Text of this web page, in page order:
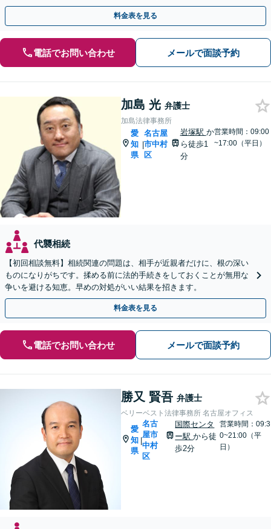
から遺言執行まで責任を持って対応させていただきます。
料金表を見る
電話でお問い合わせ メールで面談予約
加島 光 弁護士
加島法律事務所
愛
知
県
|
名古屋
市中村
区
岩塚駅 か
ら徒歩1
分
営業時間：09:00
~17:00（平日）
代襲相続
【初回相談無料】相続関連の問題は、相手が近親者だけに、根の深い
ものになりがちです。揉める前に法的手続きをしておくことが無用な
争いを避ける知恵。早めの対処がいい結果を招きます。
料金表を見る
電話でお問い合わせ メールで面談予約
勝又 賢吾 弁護士
ベリーベスト法律事務所 名古屋オフィス
愛
知
県
|
名古
屋市
中村
区
国際センタ
ー駅から徒
歩2分
営業時間：09:3
0~21:00（平
日）